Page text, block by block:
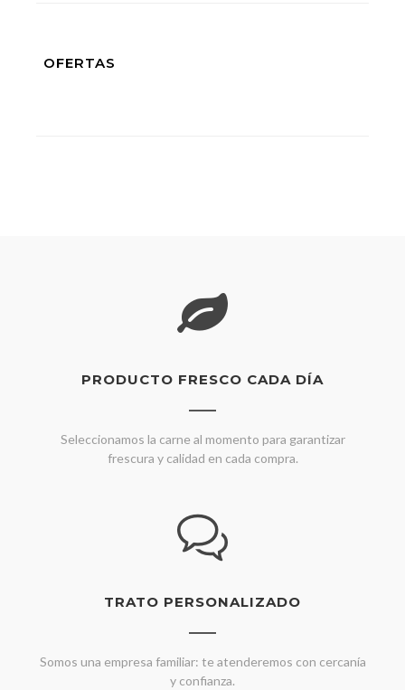
OFERTAS
PRODUCTO FRESCO CADA DÍA
Seleccionamos la carne al momento para garantizar
frescura y calidad en cada compra.
TRATO PERSONALIZADO
Somos una empresa familiar: te atenderemos con cercanía
y confianza.